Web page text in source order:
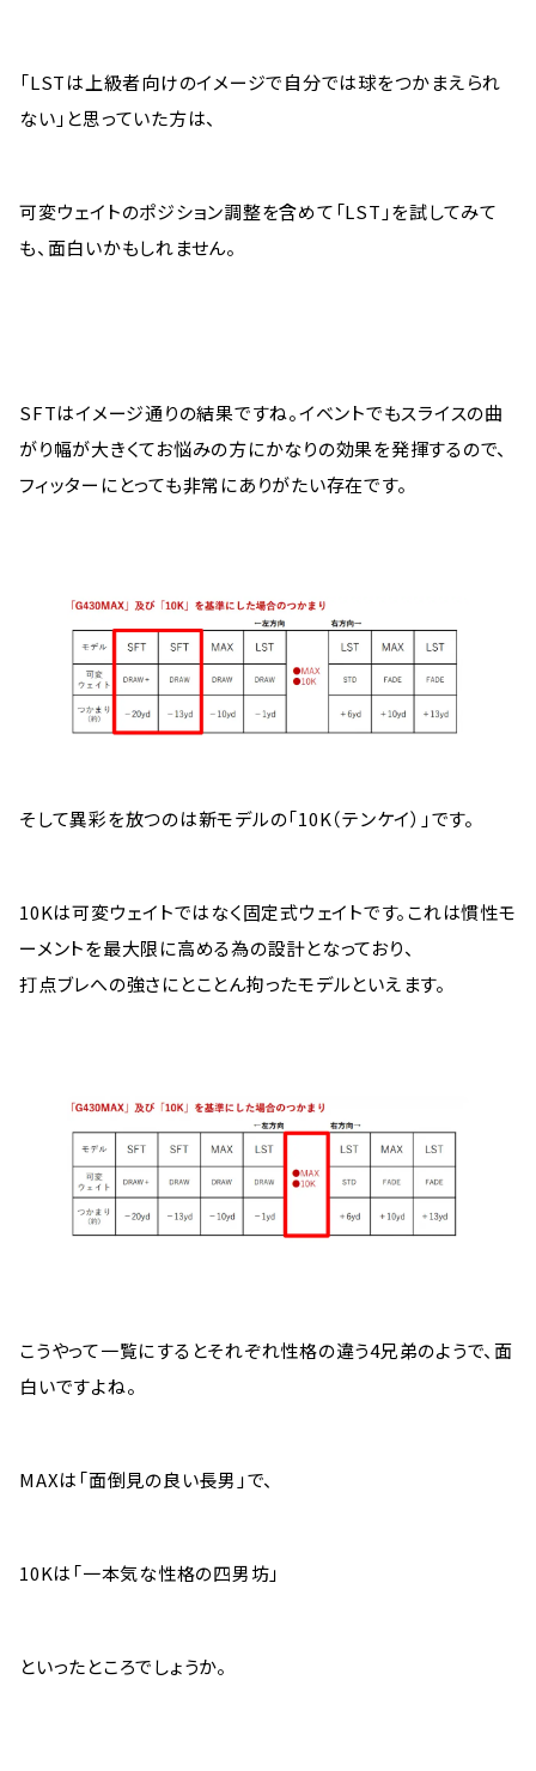
「LSTは上級者向けのイメージで自分では球をつかまえられ
ない」と思っていた方は、
可変ウェイトのポジション調整を含めて「LST」を試してみて
も、面白いかもしれません。
SFTはイメージ通りの結果ですね。イベントでもスライスの曲
がり幅が大きくてお悩みの方にかなりの効果を発揮するので、
フィッターにとっても非常にありがたい存在です。
そして異彩を放つのは新モデルの「10K（テンケイ）」です。
10Kは可変ウェイトではなく固定式ウェイトです。これは慣性モ
ーメントを最大限に高める為の設計となっており、
打点ブレへの強さにとことん拘ったモデルといえます。
こうやって一覧にするとそれぞれ性格の違う4兄弟のようで、面
白いですよね。
MAXは「面倒見の良い長男」で、
10Kは「一本気な性格の四男坊」
といったところでしょうか。